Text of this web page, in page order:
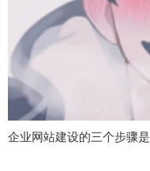
企业网站建设的三个步骤